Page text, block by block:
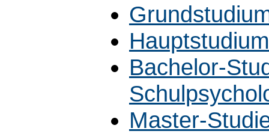
Hauptstudium
Bachelor-
Master-